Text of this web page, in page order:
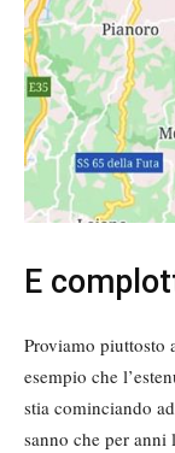
E
Proviamo piuttosto
esempio che
stia cominciando
sanno che per anni